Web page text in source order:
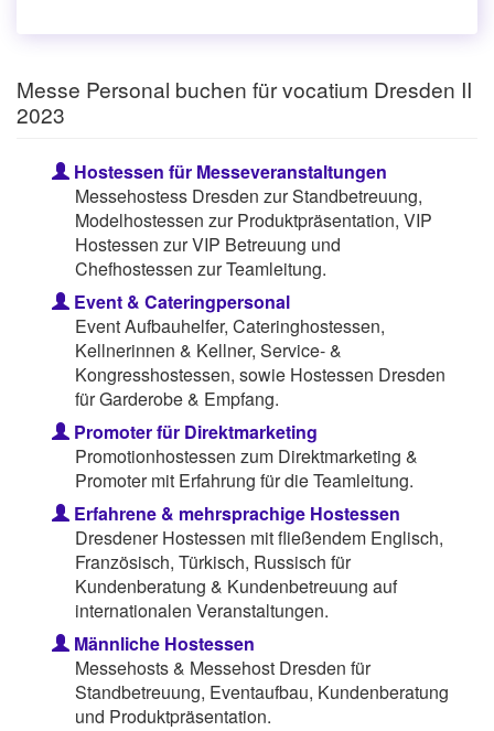
Messe Personal buchen für vocatium Dresden II
2023
Hostessen für Messeveranstaltungen
Messehostess Dresden zur Standbetreuung,
Modelhostessen zur Produktpräsentation, VIP
Hostessen zur VIP Betreuung und
Chefhostessen zur Teamleitung.
Event & Cateringpersonal
Event Aufbauhelfer, Cateringhostessen,
Kellnerinnen & Kellner, Service- &
Kongresshostessen, sowie Hostessen Dresden
für Garderobe & Empfang.
Promoter für Direktmarketing
Promotionhostessen zum Direktmarketing &
Promoter mit Erfahrung für die Teamleitung.
Erfahrene & mehrsprachige Hostessen
Dresdener Hostessen mit fließendem Englisch,
Französisch, Türkisch, Russisch für
Kundenberatung & Kundenbetreuung auf
internationalen Veranstaltungen.
Männliche Hostessen
Messehosts & Messehost Dresden für
Standbetreuung, Eventaufbau, Kundenberatung
und Produktpräsentation.